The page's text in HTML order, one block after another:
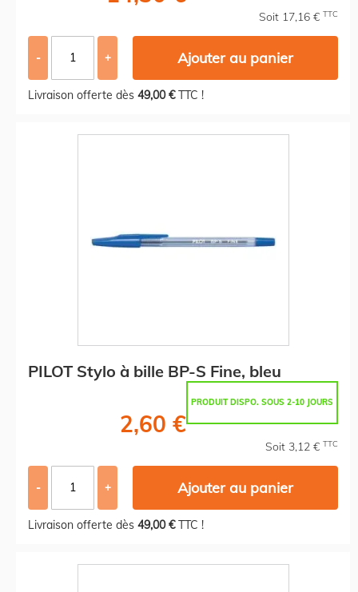
Soit 17,16 € TTC
- + Ajouter au panier
Livraison offerte dès 49,00 €TTC !
PILOT Stylo à bille BP-S Fine, bleu
PRODUIT DISPO. SOUS 2-10 JOURS
2,60 €
Soit 3,12 € TTC
- + Ajouter au panier
Livraison offerte dès 49,00 €TTC !